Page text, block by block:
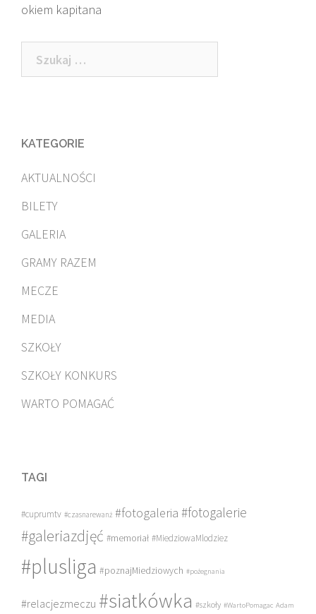
navigation
okiem kapitana
Szukaj:
KATEGORIE
AKTUALNOŚCI
BILETY
GALERIA
GRAMY RAZEM
MECZE
MEDIA
SZKOŁY
SZKOŁY KONKURS
WARTO POMAGAĆ
TAGI
#cuprumtv #czasnarewanż #fotogaleria #fotogalerie
#galeriazdjęć #memoriał #MiedziowaMlodziez
#plusliga #poznajMiedziowych #pożegnania
#relacjezmeczu #siatkówka #szkoły #WartoPomagac Adam